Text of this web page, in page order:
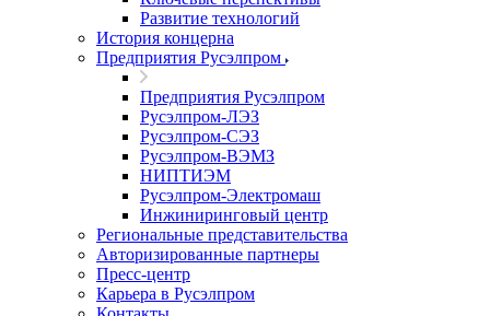
Развитие технологий
История концерна
Предприятия Русэлпром
Предприятия Русэлпром
Русэлпром-ЛЭЗ
Русэлпром-СЭЗ
Русэлпром-ВЭМЗ
НИПТИЭМ
Русэлпром-Электромаш
Инжиниринговый центр
Региональные представительства
Авторизированные партнеры
Пресс-центр
Карьера в Русэлпром